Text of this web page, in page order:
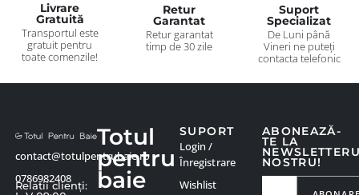
Livrare
Gratuită
Transportul este
gratuit pentru
toate comenzile!
Retur
Garantat
Retur garantat
timp de 30 zile
Suport
Specializat
De Luni până
Vineri ne puteți
contacta telefonic
contact@totulpentrubaie.ro
0786982408
Relatii clienți:
ABONEAZĂ-
TE LA
NOSTRU!
Totul
pentru
baie
SUPORT
Login /
Înregistrare
Wishlist